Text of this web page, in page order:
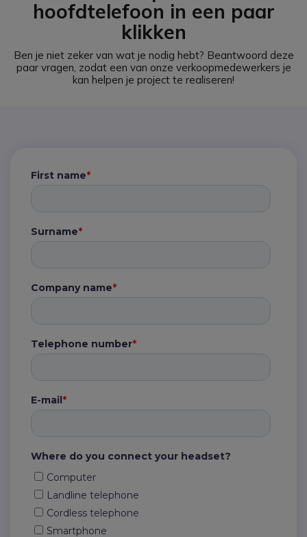
hoofdtelefoon in een paar
klikken
Ben je niet zeker van wat je nodig hebt? Beantwoord deze
paar vragen, zodat een van onze verkoopmedewerkers je
kan helpen je project te realiseren!